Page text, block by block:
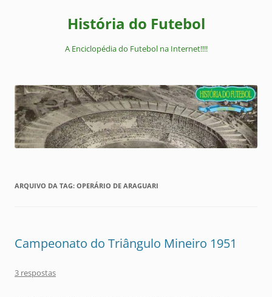
História do Futebol
A Enciclopédia do Futebol na Internet!!!!
ARQUIVO DA TAG: OPERÁRIO DE ARAGUARI
Campeonato do Triângulo Mineiro 1951
3 respostas